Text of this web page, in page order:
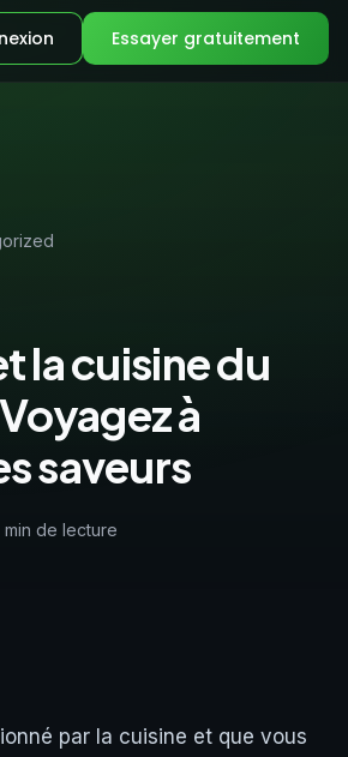
Essayer gratuitement
la cuisine du
à
saveurs
min de lecture
par la cuisine et que vous